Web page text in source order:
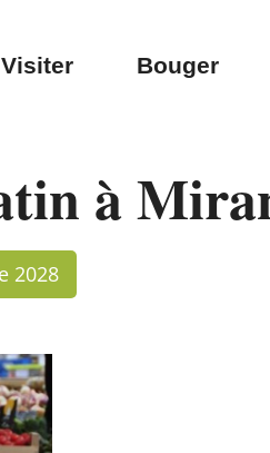
Visiter Bouger
à
2028